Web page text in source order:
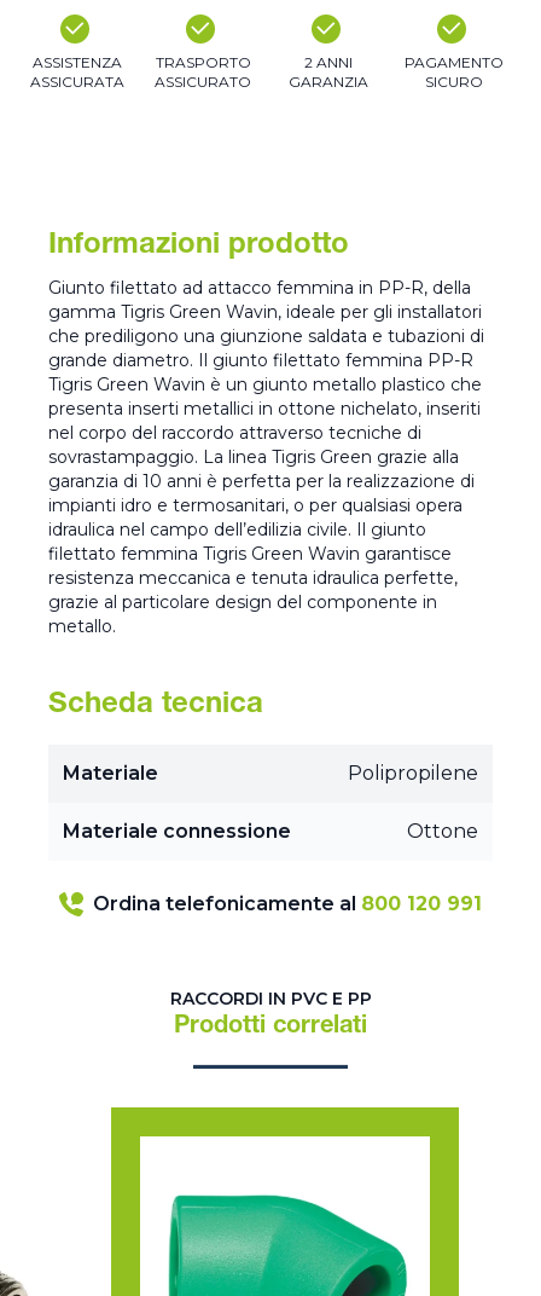
ASSISTENZA
ASSICURATA
TRASPORTO
ASSICURATO
2 ANNI
GARANZIA
PAGAMENTO
SICURO
Informazioni prodotto
Giunto filettato ad attacco femmina in PP-R, della
gamma Tigris Green Wavin, ideale per gli installatori
che prediligono una giunzione saldata e tubazioni di
grande diametro. Il giunto filettato femmina PP-R
Tigris Green Wavin è un giunto metallo plastico che
presenta inserti metallici in ottone nichelato, inseriti
nel corpo del raccordo attraverso tecniche di
sovrastampaggio. La linea Tigris Green grazie alla
garanzia di 10 anni è perfetta per la realizzazione di
impianti idro e termosanitari, o per qualsiasi opera
idraulica nel campo dell’edilizia civile. Il giunto
filettato femmina Tigris Green Wavin garantisce
resistenza meccanica e tenuta idraulica perfette,
grazie al particolare design del componente in
metallo.
Scheda tecnica
Materiale Polipropilene
Materiale connessione Ottone
Ordina telefonicamente al 800 120 991
RACCORDI IN PVC E PP
Prodotti correlati